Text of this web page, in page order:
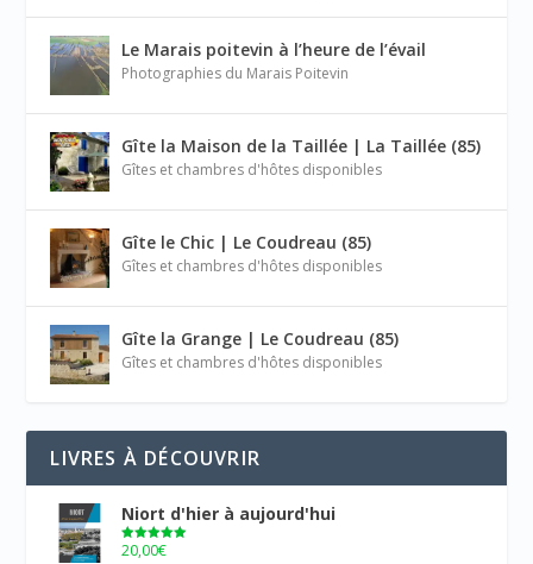
Le Marais poitevin à l’heure de l’évail
Photographies du Marais Poitevin
Gîte la Maison de la Taillée | La Taillée (85)
Gîtes et chambres d'hôtes disponibles
Gîte le Chic | Le Coudreau (85)
Gîtes et chambres d'hôtes disponibles
Gîte la Grange | Le Coudreau (85)
Gîtes et chambres d'hôtes disponibles
LIVRES À DÉCOUVRIR
Niort d'hier à aujourd'hui
Note5.00
20,00€